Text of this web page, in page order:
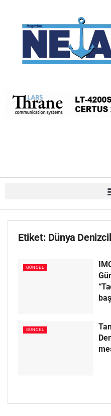
Etiket: Dünya
GÜNCEL
GÜNCEL